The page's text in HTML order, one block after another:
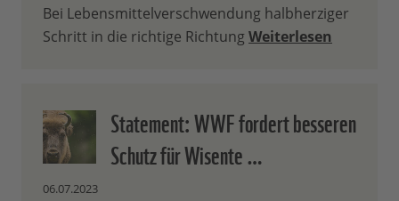
Bei Lebensmittelverschwendung halbherziger
Schritt in die richtige RichtungWeiterlesen
Statement: WWF fordert besseren
Schutz für Wisente …
06.07.2023